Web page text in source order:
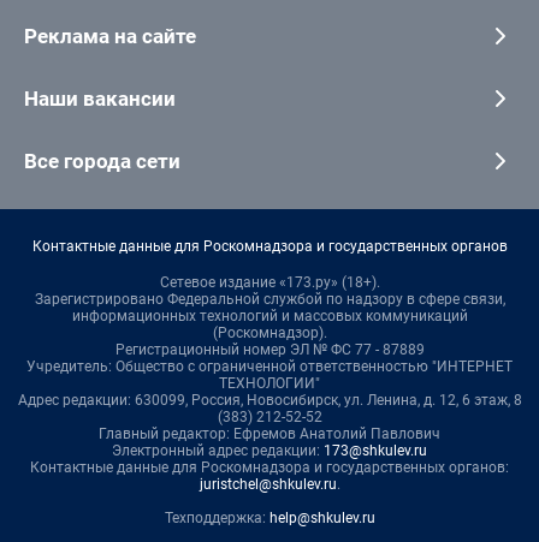
Реклама на сайте
Наши вакансии
Все города сети
Контактные данные для Роскомнадзора и государственных органов
Сетевое издание «173.ру» (18+).
Зарегистрировано Федеральной службой по надзору в сфере связи,
информационных технологий и массовых коммуникаций
(Роскомнадзор).
Регистрационный номер ЭЛ № ФС 77 - 87889
Учредитель: Общество с ограниченной ответственностью "ИНТЕРНЕТ
ТЕХНОЛОГИИ"
Адрес редакции: 630099, Россия, Новосибирск, ул. Ленина, д. 12, 6 этаж, 8
(383) 212-52-52
Главный редактор: Ефремов Анатолий Павлович
Электронный адрес редакции: 173@shkulev.ru
Контактные данные для Роскомнадзора и государственных органов:
juristchel@shkulev.ru.
Техподдержка: help@shkulev.ru